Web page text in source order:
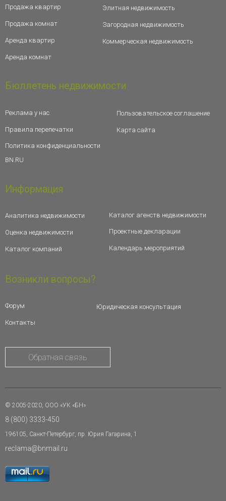
Продажа квартир
Продажа комнат
Аренда квартир
Аренда комнат
Элитная недвижимость
Загородная недвижимость
Коммерческая недвижимость
Бюллетень недвижимости
Реклама у нас
Правила перепечатки
Политика конфиденциальности
BN.RU
Пользовательское соглашение
Карта сайта
Информация
Аналитика недвижимости
Оценка недвижимости
Каталог компаний
Каталог агенств недвижимости
Проектные декларации
Календарь мероприятий
Возникли вопросы?
Форум
Контакты
Юридическая консультация
Обратная связь
© 2005-2020, ООО «УК «БН»
8 (800) 3333-450
196105, Санкт-Петербург, пр. Юрия Гагарина, 1
reclama@bnmail.ru